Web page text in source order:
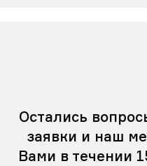
Остались
заявки и наш
Вами в течении